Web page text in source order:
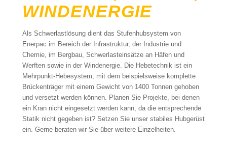
WINDENERGIE
Als Schwerlastlösung dient das Stufenhubsystem von
Enerpac im Bereich der Infrastruktur, der Industrie und
Chemie, im Bergbau, Schwerlasteinsätze an Häfen und
Werften sowie in der Windenergie. Die Hebetechnik ist ein
Mehrpunkt-Hebesystem, mit dem beispielsweise komplette
Brückenträger mit einem Gewicht von 1400 Tonnen gehoben
und versetzt werden können. Planen Sie Projekte, bei denen
ein Kran nicht eingesetzt werden kann, da die entsprechende
Statik nicht gegeben ist? Setzen Sie unser stabiles Hubgerüst
ein. Gerne beraten wir Sie über weitere Einzelheiten.